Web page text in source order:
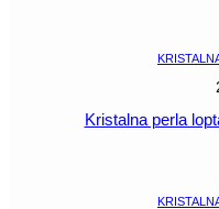
Kristalna perla